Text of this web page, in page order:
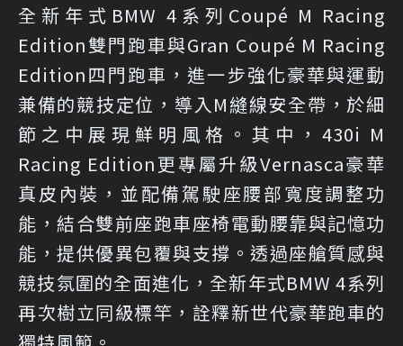
全新年式BMW 4系列Coupé M Racing
Edition雙門跑車與Gran Coupé M Racing
Edition四門跑車，進一步強化豪華與運動
兼備的競技定位，導入M縫線安全帶，於細
節之中展現鮮明風格。其中，430i M
Racing Edition更專屬升級Vernasca豪華
真皮內裝，並配備駕駛座腰部寬度調整功
能，結合雙前座跑車座椅電動腰靠與記憶功
能，提供優異包覆與支撐。透過座艙質感與
競技氛圍的全面進化，全新年式BMW 4系列
再次樹立同級標竿，詮釋新世代豪華跑車的